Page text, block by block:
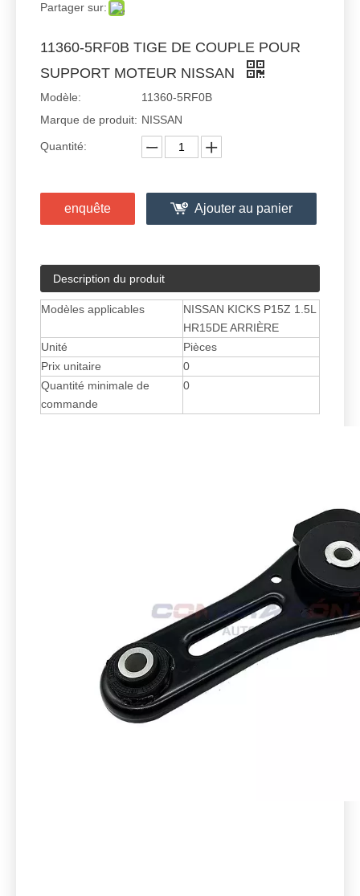
Partager sur:
11360-5RF0B TIGE DE COUPLE POUR
SUPPORT MOTEUR NISSAN
Modèle:
11360-5RF0B
Marque de produit: NISSAN
Quantité:
enquête Ajouter au panier
Description du produit
Modèles applicables
NISSAN KICKS P15Z 1.5L
HR15DE ARRIÈRE
Unité
Pièces
Prix ​​unitaire
0
Quantité minimale de
commande
0